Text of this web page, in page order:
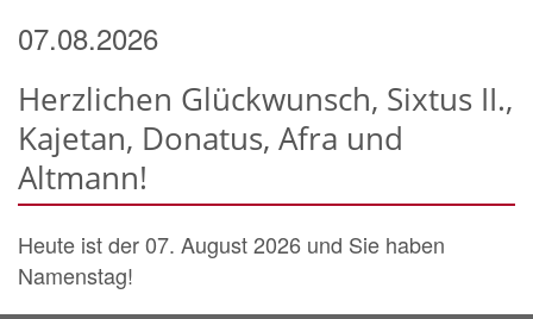
07.08.2026
Herzlichen Glückwunsch, Sixtus II.,
Kajetan, Donatus, Afra und
Altmann!
Heute ist der 07. August 2026 und Sie haben
Namenstag!